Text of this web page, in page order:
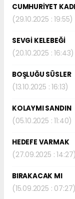
CUMHURİYET
(29.10.2025 : 19:55)
SEVGİ KELEBEĞİ
(20.10.2025 : 16:43)
BOŞLUĞU SÜSLER
(13.10.2025 : 16:13)
KOLAYMI SANDIN
(05.10.2025 : 11:40)
HEDEFE VARMAK
(27.09.2025 : 14:27)
BIRAKACAK MI
(15.09.2025 : 07:27)